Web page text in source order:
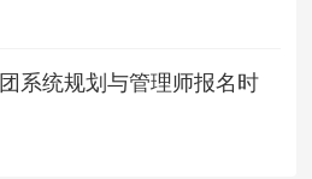
系统规划与管理师报名时